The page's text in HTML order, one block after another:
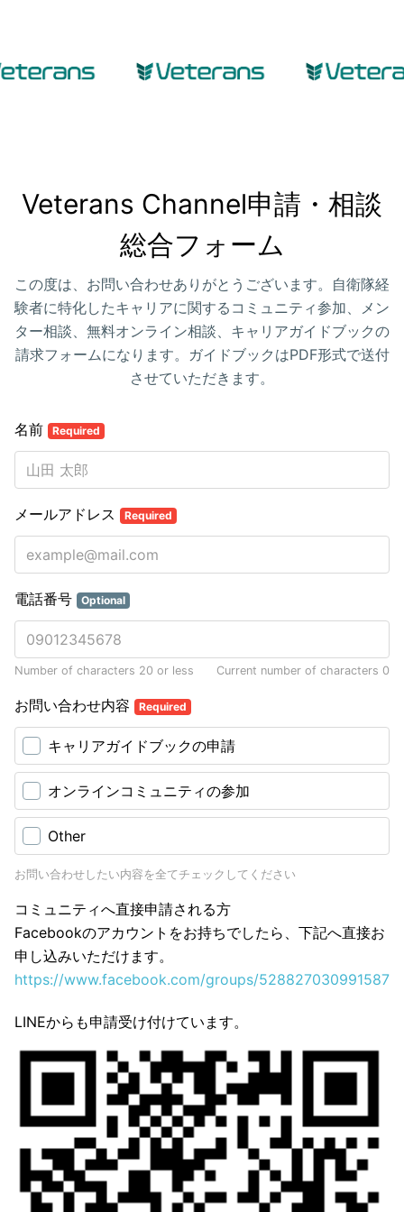
Veterans Channel申請・相談
総合フォーム
この度は、お問い合わせありがとうございます。自衛隊経
験者に特化したキャリアに関するコミュニティ参加、メン
ター相談、無料オンライン相談、キャリアガイドブックの
請求フォームになります。ガイドブックはPDF形式で送付
させていただきます。
名前 Required
メールアドレス Required
電話番号 Optional
Number of characters 20 or less Current number of characters 0
お問い合わせ内容 Required
キャリアガイドブックの申請
オンラインコミュニティの参加
Other
お問い合わせしたい内容を全てチェックしてください
コミュニティへ直接申請される方
Facebookのアカウントをお持ちでしたら、下記へ直接お
申し込みいただけます。
https://www.facebook.com/groups/528827030991587
LINEからも申請受け付けています。